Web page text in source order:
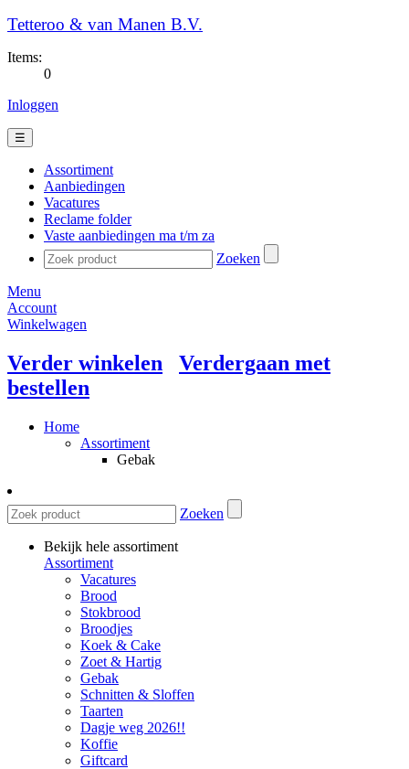
Tetteroo & van Manen B.V.
Items:
0
Inloggen
☰
Assortiment
Aanbiedingen
Vacatures
Reclame folder
Vaste aanbiedingen ma t/m za
Zoeken
Menu
Account
Winkelwagen
Verder winkelen
Verdergaan met
bestellen
Home
Assortiment
Gebak
Zoeken
Bekijk hele assortiment
Assortiment
Vacatures
Brood
Stokbrood
Broodjes
Koek & Cake
Zoet & Hartig
Gebak
Schnitten & Sloffen
Taarten
Dagje weg 2026!!
Koffie
Giftcard